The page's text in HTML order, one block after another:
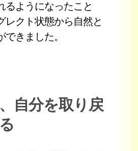
るようになったこと
レクト状態から自然と
きました。
自分を取り戻